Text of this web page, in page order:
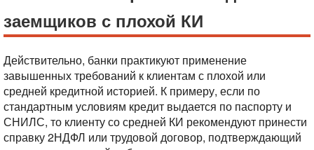
заемщиков с плохой КИ
Действительно, банки практикуют применение
завышенных требований к клиентам с плохой или
средней кредитной историей. К примеру, если по
стандартным условиям кредит выдается по паспорту и
СНИЛС, то клиенту со средней КИ рекомендуют принести
справку 2НДФЛ или трудовой договор, подтверждающий